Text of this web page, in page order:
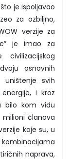
je ispoljavao
za ozbiljno,
verzije za
je imao za
osnovnih
uništenje svih
i kroz
bilo kom vidu
milioni članova
koje su, u
naprava,